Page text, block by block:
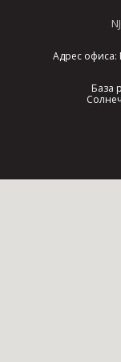
Адрес офиса:
База